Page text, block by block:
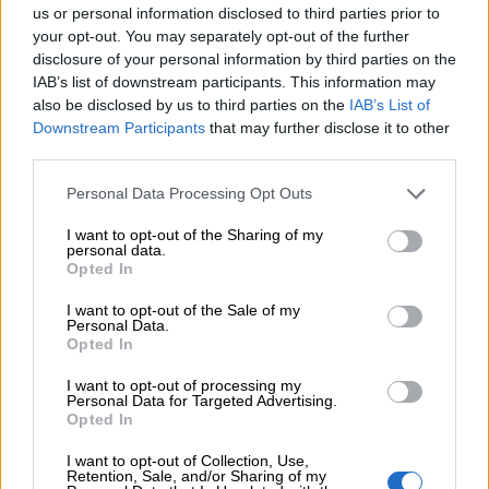
us or personal information disclosed to third parties prior to
your opt-out. You may separately opt-out of the further
disclosure of your personal information by third parties on the
IAB’s list of downstream participants. This information may
also be disclosed by us to third parties on the IAB’s List of
Downstream Participants that may further disclose it to other
Personal Data Processing Opt Outs
I want to opt-out of the Sharing of my
personal data.
Opted In
I want to opt-out of the Sale of my
Personal Data.
Opted In
I want to opt-out of processing my
Personal Data for Targeted Advertising.
Opted In
I want to opt-out of Collection, Use,
Retention, Sale, and/or Sharing of my
Auguri
Barzellette
Educazione
positiva
Spesso un gentiluomo, in virtù delle buone
quando una signora deve sedersi, mentre